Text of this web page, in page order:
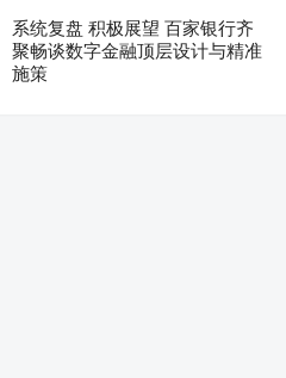
系统复盘 积极展望 百家银行齐
聚畅谈数字金融顶层设计与精准
施策